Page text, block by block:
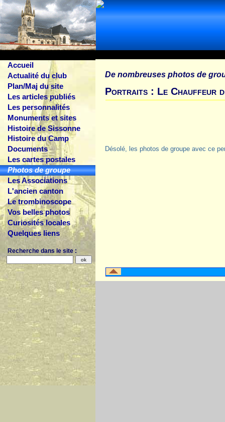
Accueil
Actualité du club
Plan/Maj du site
Les articles publiés
Les personnalités
Monuments et sites
Histoire de Sissonne
Histoire du Camp
Documents
Les cartes postales
Photos de groupe
Les Associations
L'ancien canton
Le trombinoscope
Vos belles photos
Curiosités locales
Quelques liens
Recherche dans le site :
De nombreuses photos de
Portraits : Le Chauffeur
Désolé, les photos de groupe avec ce